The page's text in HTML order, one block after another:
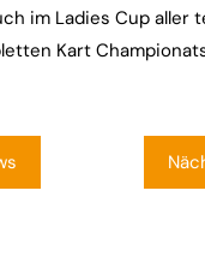
im Ladies Cup aller
Kart